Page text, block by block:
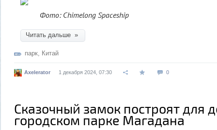
Фото: Chimelong Spaceship
Читать дальше »
парк Китай
Axelerator 1 декабря 2024, 07:30 0
Сказочный замок построят для
городском парке Магадана